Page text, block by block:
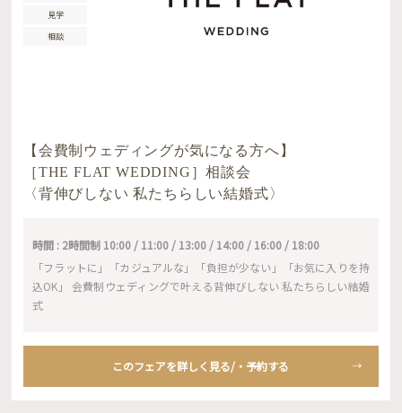
見学
相談
【会費制ウェディングが気になる方へ】
［THE FLAT WEDDING］相談会
〈背伸びしない 私たちらしい結婚式〉
時間 : 2時間制 10:00 / 11:00 / 13:00 / 14:00 / 16:00 / 18:00
「フラットに」「カジュアルな」「負担が少ない」「お気に入りを持
込OK」 会費制ウェディングで叶える背伸びしない 私たちらしい結婚
式
このフェアを詳しく見る/・予約する